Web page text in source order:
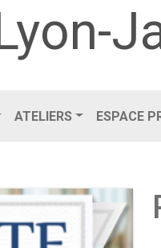
ATELIERS ESPACE